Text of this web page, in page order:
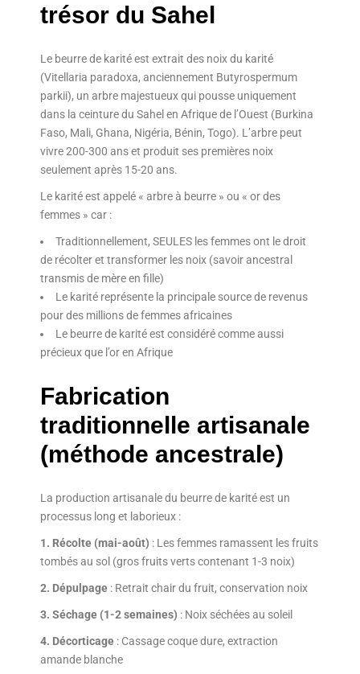
trésor du Sahel
Le beurre de karité est extrait des noix du karité
(Vitellaria paradoxa, anciennement Butyrospermum
parkii), un arbre majestueux qui pousse uniquement
dans la ceinture du Sahel en Afrique de l’Ouest (Burkina
Faso, Mali, Ghana, Nigéria, Bénin, Togo). L’arbre peut
vivre 200-300 ans et produit ses premières noix
seulement après 15-20 ans.
Le karité est appelé « arbre à beurre » ou « or des
femmes » car :
Traditionnellement, SEULES les femmes ont le droit
de récolter et transformer les noix (savoir ancestral
transmis de mère en fille)
Le karité représente la principale source de revenus
pour des millions de femmes africaines
Le beurre de karité est considéré comme aussi
précieux que l’or en Afrique
Fabrication
traditionnelle artisanale
(méthode ancestrale)
La production artisanale du beurre de karité est un
processus long et laborieux :
1. Récolte (mai-août) : Les femmes ramassent les fruits
tombés au sol (gros fruits verts contenant 1-3 noix)
2. Dépulpage : Retrait chair du fruit, conservation noix
3. Séchage (1-2 semaines) : Noix séchées au soleil
4. Décorticage : Cassage coque dure, extraction
amande blanche